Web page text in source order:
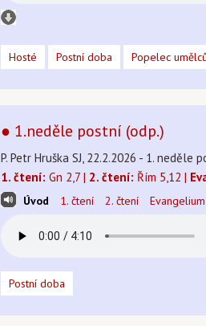
Hosté Postní doba Popelec
● 1.neděle postní (odp.)
P. Petr Hruška SJ, 22.2.2026 - 1. neděle
1. čtení: Gn 2,7 | 2. čtení: Řím 5,12 |
Úvod 1. čtení 2. čtení Evangelium
Postní doba